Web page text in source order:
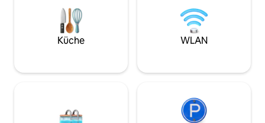
einer Toilette mit einer Dusche, einem
Schlafzimmer mit einem Doppelbett
und einem Schlafloft mit zwei
Einzelbetten. Vor deiner Ankunft
in Rosenlundsstugan – einem modernen
Bus oder der
etwa 5
entfernt. Nur
Zentrum von
Küche WLAN